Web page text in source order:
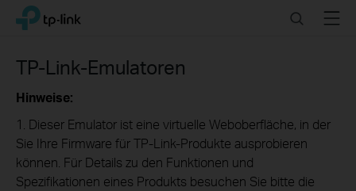
Click
the
navigation
TP-Link, Reliably Smart SearchMenu
TP-Link-Emulatoren
Hinweise:
1. Dieser Emulator ist eine virtuelle Weboberfläche, in der
Sie Ihre Firmware für TP-Link-Produkte ausprobieren
können. Für Details zu den Funktionen und
Spezifikationen eines Produkts besuchen Sie bitte die